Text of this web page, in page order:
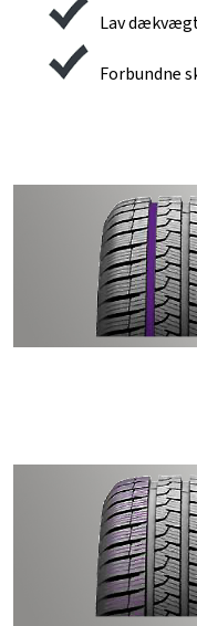
Lav
Forbundne